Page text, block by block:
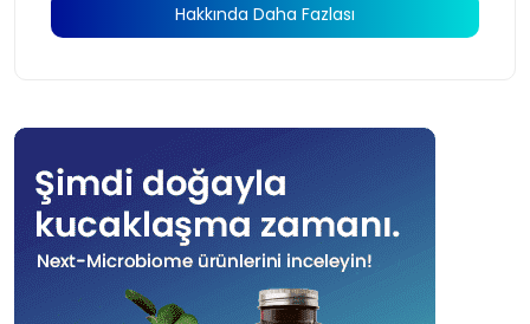
Hakkında Daha Fazlası